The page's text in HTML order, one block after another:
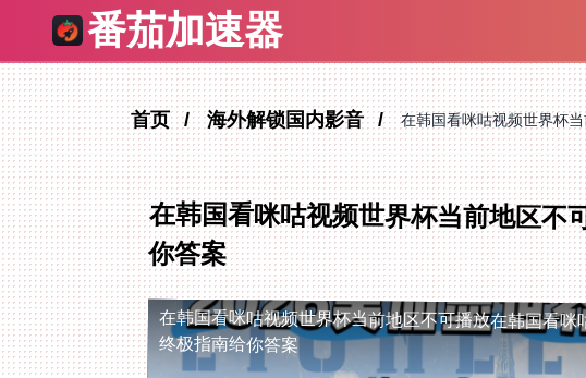
番茄加速器
首页 海外解锁国内影音 在韩国看咪咕视频世界杯
在韩国看咪咕视频世界杯当前地区不
你答案
在韩国看咪咕视频世界杯当前地区不可播放在韩国看咪
终极指南给你答案